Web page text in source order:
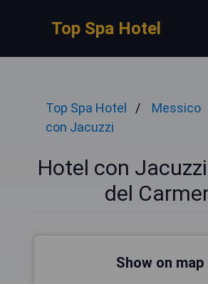
Top Spa Hotel
Top Spa Hotel Messico
con Jacuzzi
Hotel con
del
Show on map